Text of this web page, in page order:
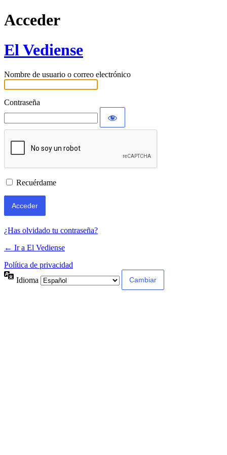
Acceder
El Vediense
Nombre de usuario o correo electrónico
Contraseña
Recuérdame
¿Has olvidado tu contraseña?
← Ir a El Vediense
Política de privacidad
Idioma